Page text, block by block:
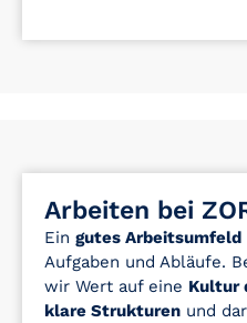
Arbeiten bei
Ein gutes Arbeitsumfeld
Aufgaben und Abläufe.
wir Wert auf eine Kultur
klare Strukturen und